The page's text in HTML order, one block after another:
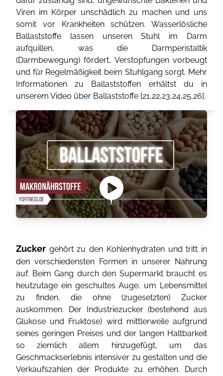
Viren im Körper unschädlich zu machen und uns
somit vor Krankheiten schützen. Wasserlösliche
Ballaststoffe lassen unseren Stuhl im Darm
aufquillen, was die Darmperistaltik
(Darmbewegung) fördert, Verstopfungen vorbeugt
und für Regelmäßigkeit beim Stuhlgang sorgt. Mehr
Informationen zu Ballaststoffen erhältst du in
unserem Video über Ballaststoffe [21,22,23,24,25,26].
Zucker gehört zu den Kohlenhydraten und tritt in
den verschiedensten Formen in unserer Nahrung
auf. Beim Gang durch den Supermarkt braucht es
heutzutage ein geschultes Auge, um Lebensmittel
zu finden, die ohne (zugesetzten) Zucker
auskommen. Der Industriezucker (bestehend aus
Glukose und Fruktose) wird mittlerweile aufgrund
seines geringen Preises und der langen Haltbarkeit
so ziemlich allem hinzugefügt, um das
Geschmackserlebnis intensiver zu gestalten und die
Verkaufszahlen der Produkte zu erhöhen. Durch